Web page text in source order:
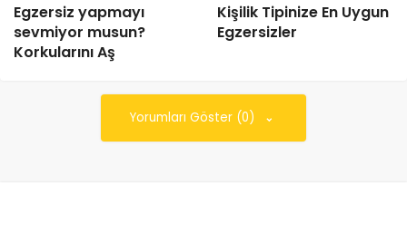
Egzersiz yapmayı
sevmiyor musun?
Korkularını Aş
Kişilik Tipinize En Uygun
Egzersizler
Yorumları Göster (0)